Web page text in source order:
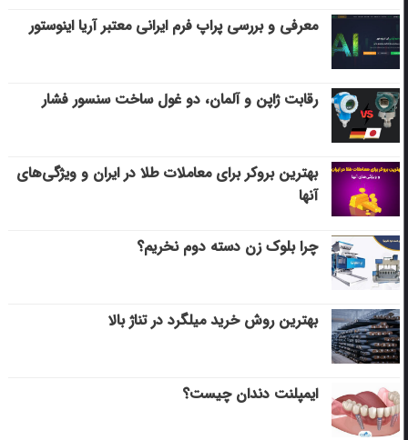
معرفی و بررسی پراپ فرم ایرانی معتبر آریا اینوستور
رقابت ژاپن و آلمان، دو غول ساخت سنسور فشار
بهترین بروکر برای معاملات طلا در ایران و ویژگی‌های
آنها
چرا بلوک زن دسته دوم نخریم؟
بهترین روش خرید میلگرد در تناژ بالا
ایمپلنت دندان چیست؟